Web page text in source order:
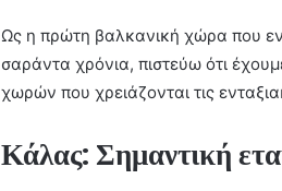
Ως η πρώτη βαλκανική χώρα που
σαράντα χρόνια, πιστεύω ότι
χωρών που χρειάζονται τις
Κάλας: Σημαντική